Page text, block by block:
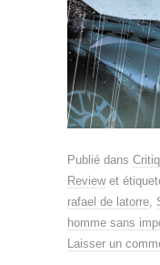
Publié dans
Reviewet
rafael de latorre,
homme sans
Laisser un